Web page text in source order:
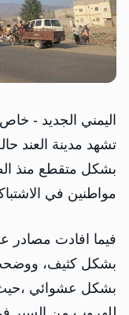
اليمني الجديد - خاص
تشهد مدينة العند
مواطنين في
فيما افادت
بشكل كثيف،
بشكل عشوائي ،حيث